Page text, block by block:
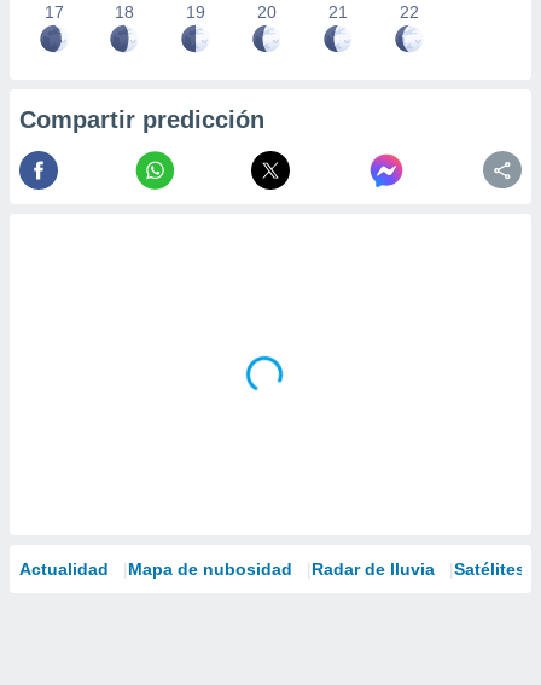
17 18 19 20 21 22
Compartir predicción
Actualidad Mapa de nubosidad Radar de lluvia Satélites